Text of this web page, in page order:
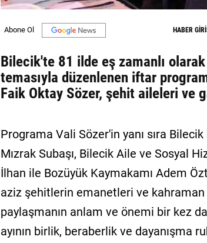
HABER
Bilecik'te 81 ilde eş zamanlı
temasıyla düzenlenen iftar
Faik Oktay Sözer, şehit aileleri ve
Programa Vali Sözer'in yanı sıra
Mızrak Subaşı, Bilecik Aile ve Sosyal
İlhan ile Bozüyük Kaymakamı Adem
aziz şehitlerin emanetleri ve kahraman
paylaşmanın anlam ve önemi bir kez
ayının birlik, beraberlik ve dayanışma